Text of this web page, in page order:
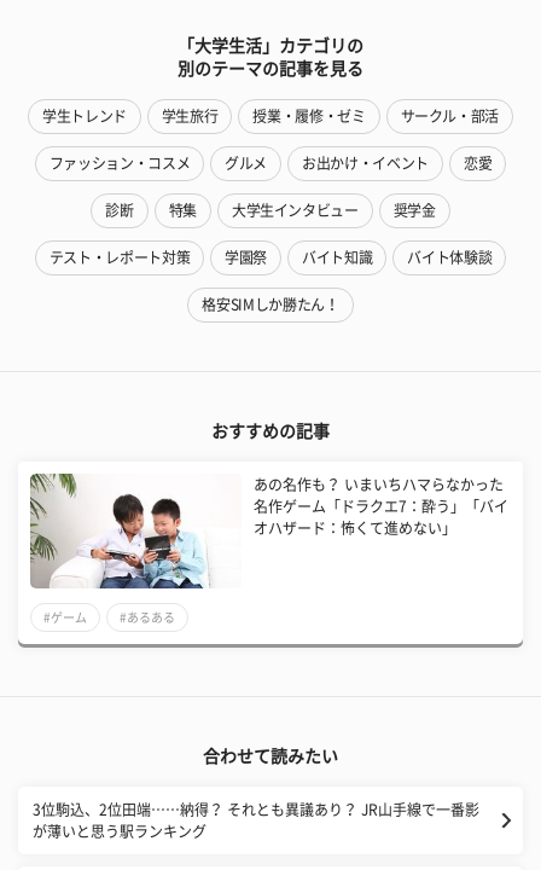
「大学生活」カテゴリの
別のテーマの記事を見る
学生トレンド 学生旅行 授業・履修・ゼミ サークル・部活
ファッション・コスメ グルメ お出かけ・イベント 恋愛
診断 特集 大学生インタビュー 奨学金
テスト・レポート対策 学園祭 バイト知識 バイト体験談
格安SIMしか勝たん！
おすすめの記事
あの名作も？ いまいちハマらなかった
名作ゲーム「ドラクエ7：酔う」「バイ
オハザード：怖くて進めない」
#ゲーム #あるある
合わせて読みたい
3位駒込、2位田端……納得？ それとも異議あり？ JR山手線で一番影
が薄いと思う駅ランキング